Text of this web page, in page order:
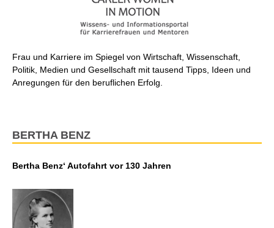
Frau und Karriere im Spiegel von Wirtschaft, Wissenschaft,
Politik, Medien und Gesellschaft mit tausend Tipps, Ideen und
Anregungen für den beruflichen Erfolg.
BERTHA BENZ
Bertha Benz‘ Autofahrt vor 130 Jahren